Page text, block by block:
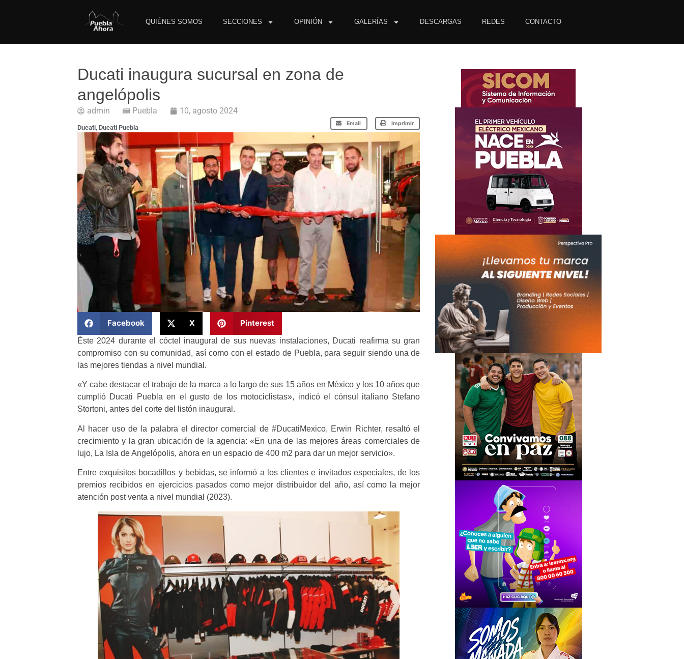
QUIÉNES SOMOS SECCIONES OPINIÓN GALERÍAS DESCARGAS REDES CONTACTO
Ducati inaugura sucursal en zona de
angelópolis
admin Puebla 10, agosto 2024
Email Imprimir
Ducati, Ducati Puebla
Facebook X Pinterest
Éste 2024 durante el cóctel inaugural de sus nuevas instalaciones, Ducati reafirma su gran
compromiso con su comunidad, así como con el estado de Puebla, para seguir siendo una de
las mejores tiendas a nivel mundial.
«Y cabe destacar el trabajo de la marca a lo largo de sus 15 años en México y los 10 años que
cumplió Ducati Puebla en el gusto de los motociclistas», indicó el cónsul italiano Stefano
Stortoni, antes del corte del listón inaugural.
Al hacer uso de la palabra el director comercial de #DucatiMexico, Erwin Richter, resaltó el
crecimiento y la gran ubicación de la agencia: «En una de las mejores áreas comerciales de
lujo, La Isla de Angelópolis, ahora en un espacio de 400 m2 para dar un mejor servicio».
Entre exquisitos bocadillos y bebidas, se informó a los clientes e invitados especiales, de los
premios recibidos en ejercicios pasados como mejor distribuidor del año, así como la mejor
atención post venta a nivel mundial (2023).